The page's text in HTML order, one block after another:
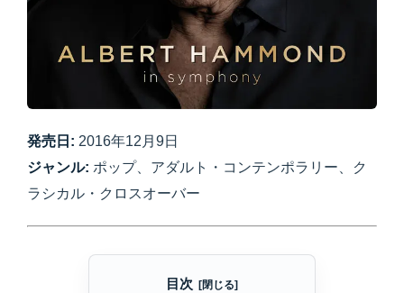
発売日: 2016年12月9日
ジャンル: ポップ、アダルト・コンテンポラリー、ク
ラシカル・クロスオーバー
目次